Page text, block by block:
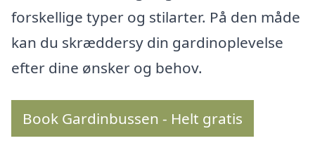
forskellige typer og stilarter. På den måde
kan du skræddersy din gardinoplevelse
efter dine ønsker og behov.
Book Gardinbussen - Helt gratis